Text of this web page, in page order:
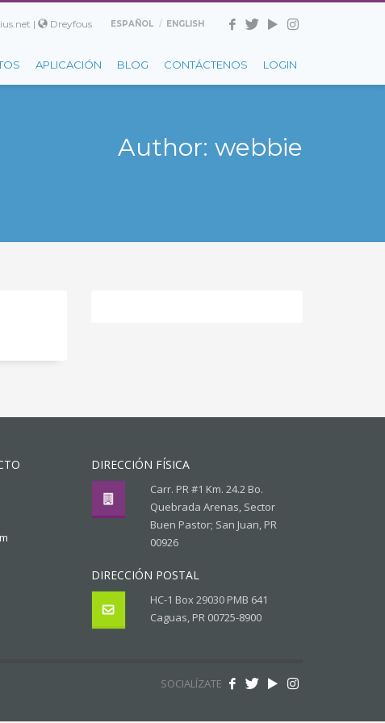
| Dreyfous ESPAÑOL ENGLISH
APLICACIÓN BLOG CONTÁCTENOS LOGIN
Author: webbie
DIRECCIÓN FÍSICA
Carr. PR #1 Km. 24.2 Bo.
Quebrada Arenas, Sector
Buen Pastor; San Juan, PR
00926
DIRECCIÓN POSTAL
HC-1 Box 29030 PMB 641
Caguas, PR 00725-8900
SOCIALÍZATE